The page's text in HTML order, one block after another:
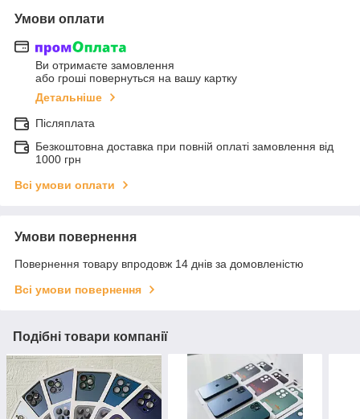
Умови оплати
Ви отримаєте замовлення
або гроші повернуться на вашу картку
Детальніше
Післяплата
Безкоштовна доставка при повній оплаті замовлення від
1000 грн
Всі умови оплати
Умови повернення
Повернення товару впродовж 14 днів за домовленістю
Всі умови повернення
Подібні товари компанії